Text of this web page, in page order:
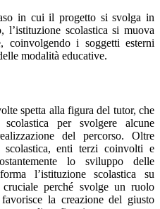
in cui il progetto si svolga in
l’istituzione scolastica si muova
coinvolgendo i soggetti esterni
modalità educative.
spetta alla figura del tutor, che
scolastica per svolgere alcune
del percorso. Oltre
scolastica, enti terzi coinvolti e
lo sviluppo delle
l’istituzione scolastica su
perché svolge un ruolo
la creazione del giusto